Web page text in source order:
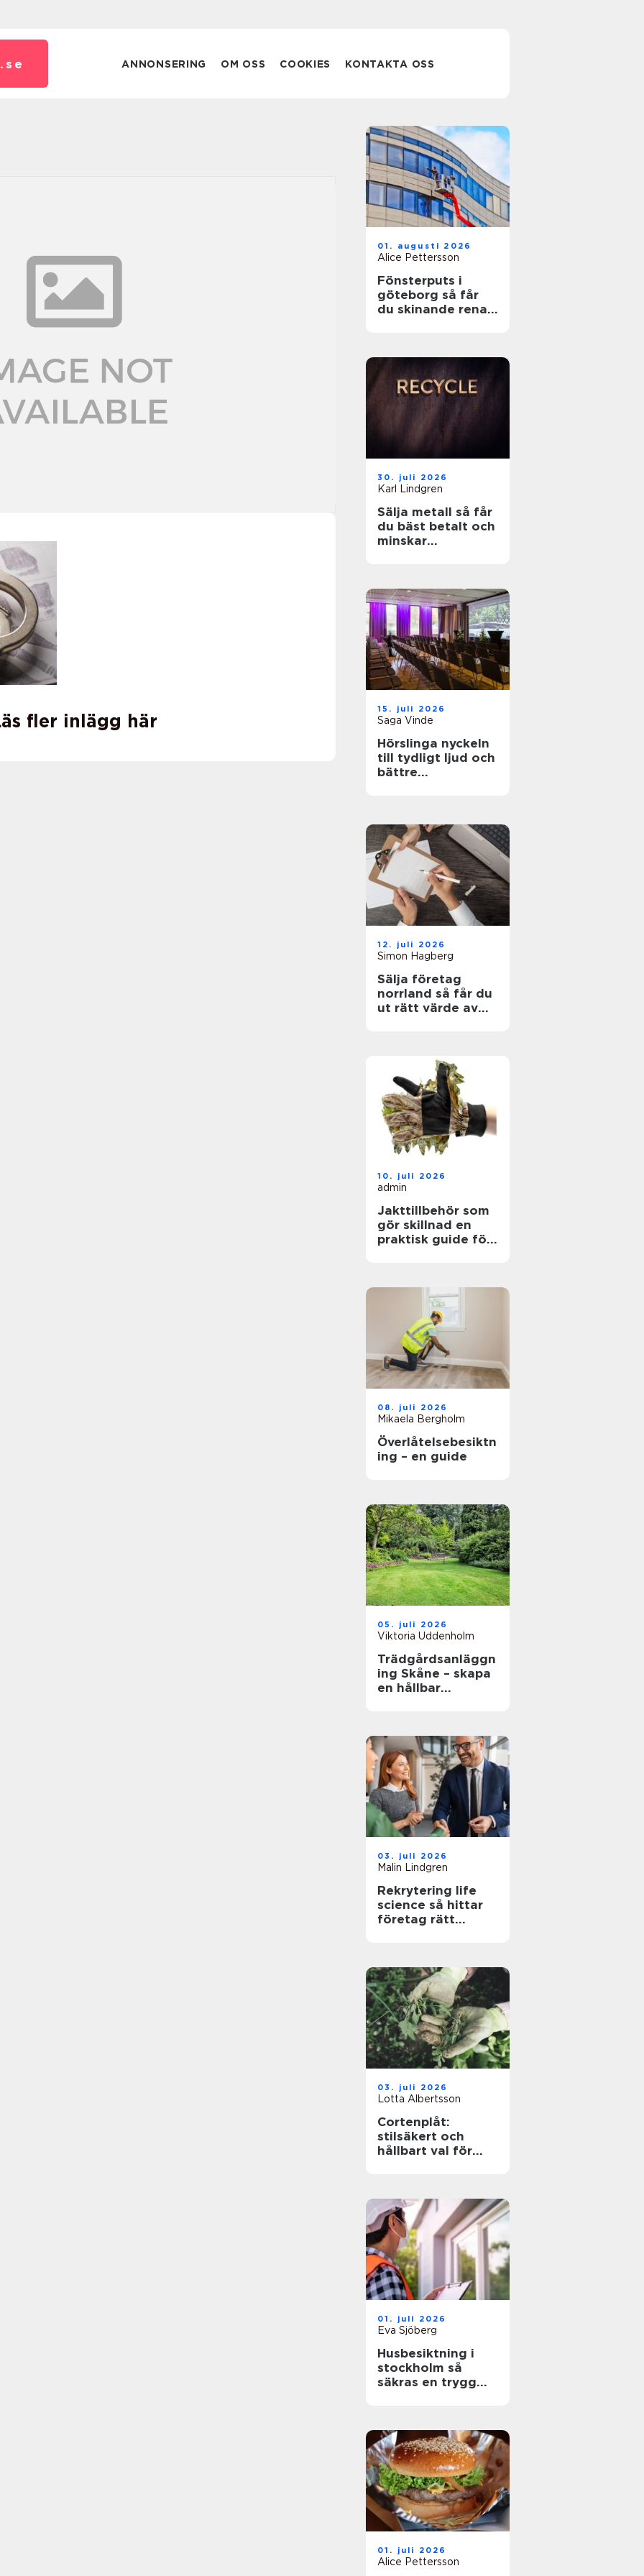
se ANNONSERING OM OSS COOKIES KONTAKTA OSS
fler inlägg här
01. augusti 2026
Alice Pettersson
Fönsterputs i
göteborg så får
du skinande rena
30. juli 2026
Karl Lindgren
Sälja metall så får
du bäst betalt och
minskar
15. juli 2026
Saga Vinde
Hörslinga nyckeln
till tydligt ljud och
bättre
12. juli 2026
Simon Hagberg
Sälja företag
norrland så får du
ut rätt värde av
10. juli 2026
admin
Jakttillbehör som
gör skillnad en
praktisk guide för
08. juli 2026
Mikaela Bergholm
Överlåtelsebesiktn
ing – en guide
05. juli 2026
Viktoria Uddenholm
Trädgårdsanläggn
ing Skåne – skapa
en hållbar
03. juli 2026
Malin Lindgren
Rekrytering life
science så hittar
företag rätt
03. juli 2026
Lotta Albertsson
Cortenplåt:
stilsäkert och
hållbart val för
01. juli 2026
Eva Sjöberg
Husbesiktning i
stockholm så
säkras en trygg
01. juli 2026
Alice Pettersson